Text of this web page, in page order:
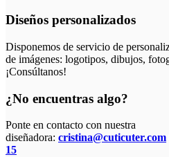
Diseños personalizados
Disponemos de servicio de
de imágenes: logotipos, dibujos,
¡Consúltanos!
¿No encuentras algo?
Ponte en contacto con nuestra
diseñadora: cristina@cuticuter.com
15